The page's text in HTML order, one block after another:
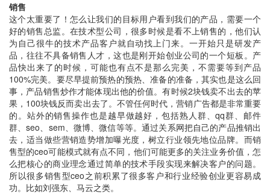
销售
这个太重要了！怎么让我们的目标用户看到我们的产品，需要一个
好的销售总监。在技术型公司，很多时候是看不上销售的，他们认
为自己很牛的技术产品客户就自动找上门来。一开始只是研发产
品，往往不具备销售人才，这也是刚开始创业公司的一个短板。产
品快出来了的时候，可能也有点不是那么完美，不需要等到产品
100%完美。要尽早提前预热的预热、准备的准备，其实也是这么回
事，产品销售炒作才能体现出他的价值。有时候2块钱卖不出去的苹
果，100块钱反而卖出去了。不管任何时代，营销广告都是非常重要
的。站外的销售操作也是越早做越好，包括熟人群、qq群、邮件
群、seo、sem、微博、微信等等。通过关系网把自己的产品推销出
去，适当做些营销造势增加曝光度，树立行业领先地位品牌。而销
售型的ceo可能模式就有点不同，他们可能更多的关注业务价值，怎
么把核心的商业理念通过简单的技术手段实现来解决客户的问题。
所以很多销售型ceo之前积累了很多客户和行业经验创业更容易成
功。比如刘强东、马云之类。